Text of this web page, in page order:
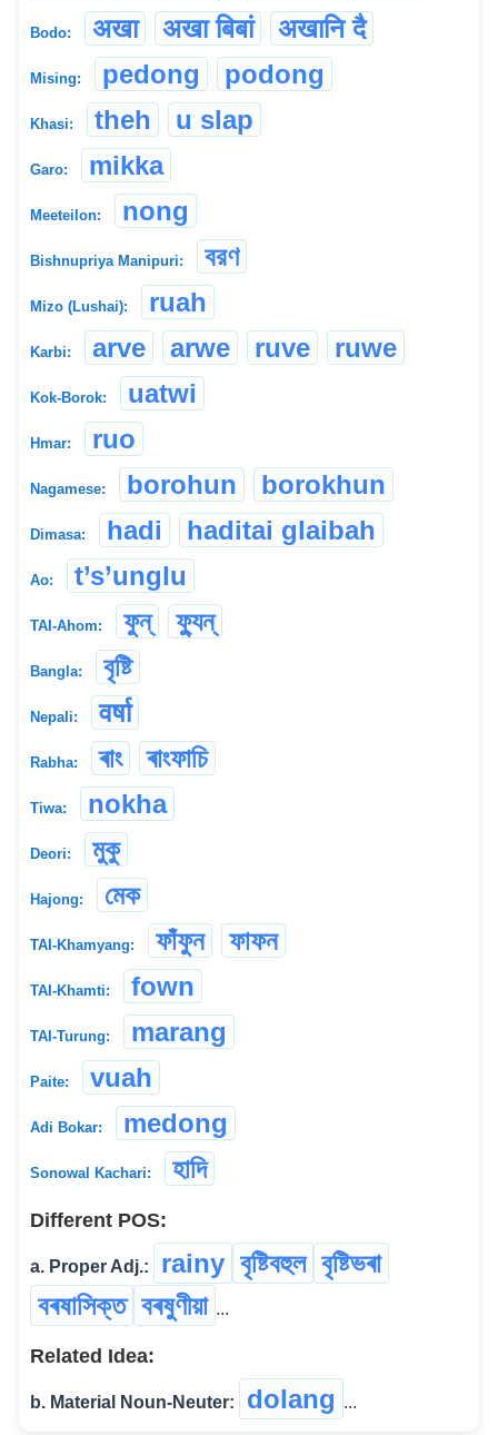
Bodo: अखा अखा बिबां अखानि दै
Mising: pedong podong
Khasi: theh u slap
Garo: mikka
Meeteilon: nong
Bishnupriya Manipuri: বরণ
Mizo (Lushai): ruah
Karbi: arve arwe ruve ruwe
Kok-Borok: uatwi
Hmar: ruo
Nagamese: borohun borokhun
Dimasa: hadi haditai glaibah
Ao: t’s’unglu
TAI-Ahom: ফুন্ ফ্যুন্
Bangla: বৃষ্টি
Nepali: वर्षा
Rabha: ৰাং ৰাংফাচি
Tiwa: nokha
Deori: মুকু
Hajong: মেক
TAI-Khamyang: ফাঁফুন ফাফন
TAI-Khamti: fown
TAI-Turung: marang
Paite: vuah
Adi Bokar: medong
Sonowal Kachari: হাদি
Different POS:
a. Proper Adj.: rainy বৃষ্টিবহুল বৃষ্টিভৰা
বৰষাসিক্ত বৰষুণীয়া ...
Related Idea:
b. Material Noun-Neuter: dolang ...